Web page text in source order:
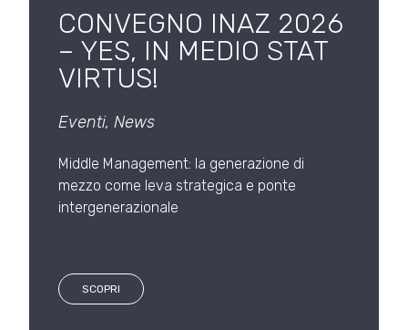
CONVEGNO INAZ 2026
– YES, IN MEDIO STAT
VIRTUS!
Eventi, News
Middle Management: la generazione di
mezzo come leva strategica e ponte
intergenerazionale
SCOPRI